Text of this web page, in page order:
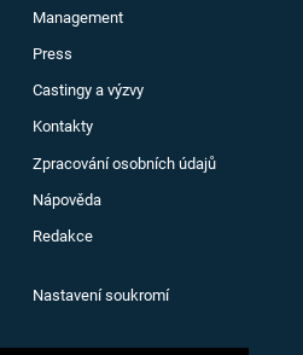
Management
Press
Castingy a výzvy
Kontakty
Zpracování osobních údajů
Nápověda
Redakce
Nastavení soukromí